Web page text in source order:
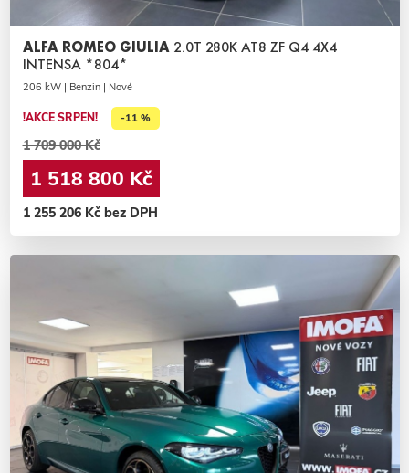
ALFA ROMEO GIULIA 2.0T 280K AT8 ZF Q4 4X4
INTENSA *804*
206 kW | Benzin | Nové
!AKCE SRPEN! -11 %
1 709 000 Kč
1 518 800 Kč
1 255 206 Kč bez DPH